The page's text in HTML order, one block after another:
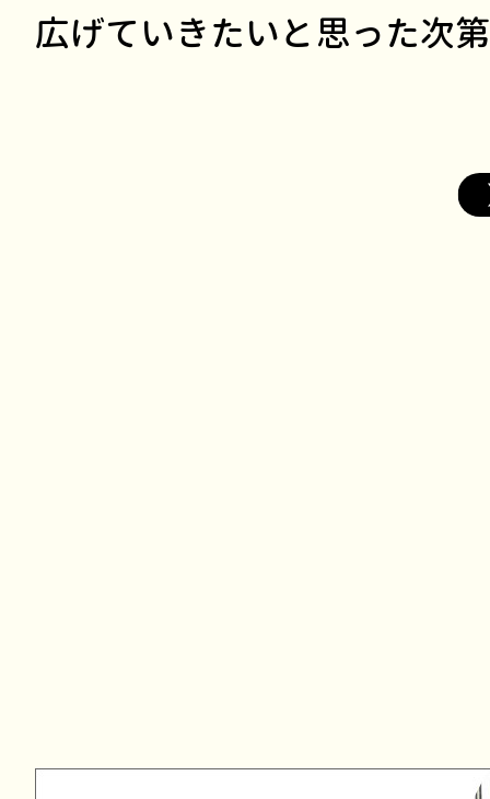
広げていきたいと思った次